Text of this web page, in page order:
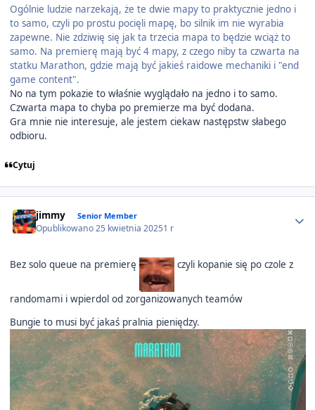
Ogólnie ludzie narzekają, że te dwie mapy to praktycznie jedno i
to samo, czyli po prostu pocięli mapę, bo silnik im nie wyrabia
zapewne. Nie zdziwię się jak ta trzecia mapa to będzie wciąż to
samo. Na premierę mają być 4 mapy, z czego niby ta czwarta na
statku Marathon, gdzie mają być jakieś raidowe mechaniki i "end
game content".
No na tym pokazie to właśnie wyglądało na jedno i to samo.
Czwarta mapa to chyba po premierze ma być dodana.
Gra mnie nie interesuje, ale jestem ciekaw następstw słabego
odbioru.
Cytuj
jimmy Senior Member
Opublikowano25 kwietnia 20251 r
Bez solo queue na premierę czyli kopanie się po czole z
randomami i wpierdol od zorganizowanych teamów
Bungie to musi być jakaś pralnia pieniędzy.